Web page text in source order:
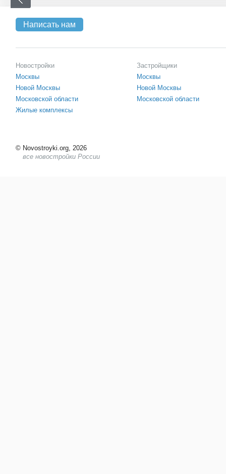
Написать нам
Новостройки
Москвы
Новой Москвы
Московской области
Жилые комплексы
Застройщики
Москвы
Новой Москвы
Московской области
© Novostroyki.org, 2026
все новостройки России